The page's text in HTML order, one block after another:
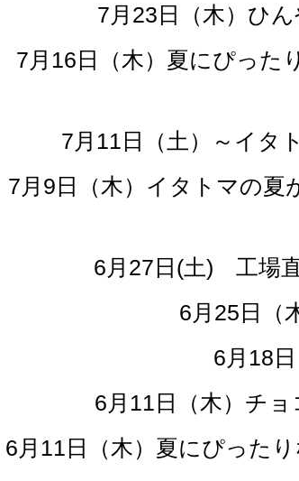
7月23日（木）ひ
7月16日（木）夏にぴった
7月11日（土）～イタ
7月9日（木）イタトマの
6月27日(土) 工場
6月25日（
6月18
6月11日（木）チ
6月11日（木）夏にぴった